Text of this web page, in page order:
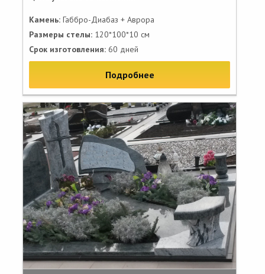
Камень: Габбро-Диабаз + Аврора
Размеры стелы: 120*100*10 см
Срок изготовления: 60 дней
Подробнее